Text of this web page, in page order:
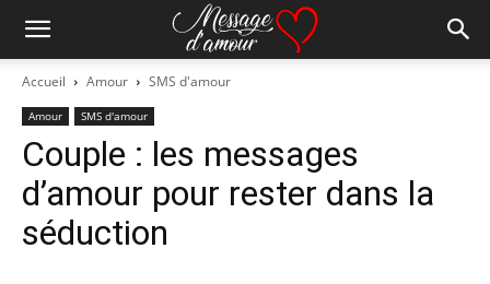
Accueil Amour SMS d'amour
Amour SMS d'amour
Couple : les messages
d’amour pour rester dans la
séduction